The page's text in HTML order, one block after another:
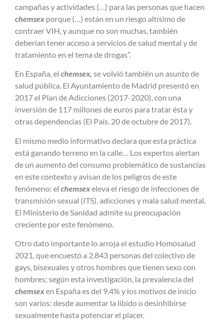
campañas y actividades (…) para las personas que hacen
chemsex porque (…) están en un riesgo altísimo de
contraer VIH, y aunque no son muchas, también
deberían tener acceso a servicios de salud mental y de
tratamiento en el tema de drogas”.
En España, el chemsex, se volvió también un asunto de
salud pública. El Ayuntamiento de Madrid presentó en
2017 el Plan de Adicciones (2017-2020), con una
inversión de 117 millones de euros para tratar ésta y
otras dependencias (El País. 20 de octubre de 2017).
El mismo medio informativo declara que esta práctica
está ganando terreno en la calle… Los expertos alertan
de un aumento del consumo problemático de sustancias
en este contexto y avisan de los peligros de este
fenómeno: el chemsexeleva el riesgo de infecciones de
transmisión sexual (ITS), adicciones y mala salud mental.
El Ministerio de Sanidad admite su preocupación
creciente por este fenómeno.
Otro dato importante lo arroja el estudio Homosalud
2021, que encuestó a 2.843 personas del colectivo de
gays, bisexuales y otros hombres que tienen sexo con
hombres; según esta investigación, la prevalencia del
chemsexen España es del 9,4% y los motivos de inicio
son varios: desde aumentar la libido o desinhibirse
sexualmente hasta potenciar el placer.